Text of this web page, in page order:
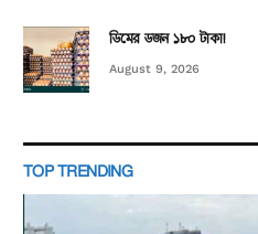
ডিমের ডজন ১৮০ টাকা!
August 9, 2026
TOP TRENDING